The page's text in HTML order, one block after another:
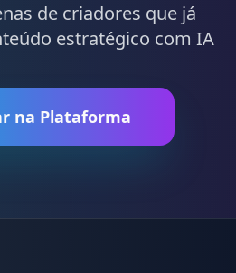
de criadores que já
estratégico com IA
na Plataforma